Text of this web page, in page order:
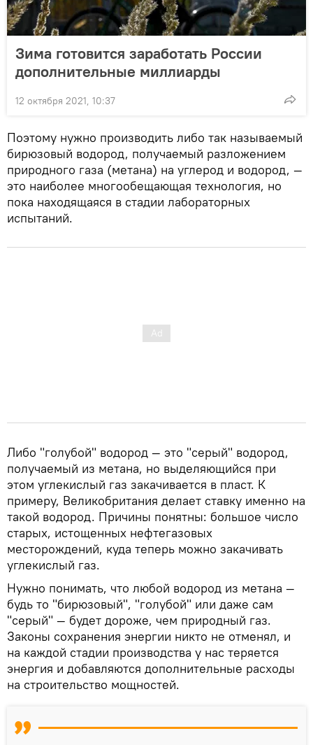
Зима готовится заработать России
дополнительные миллиарды
12 октября 2021, 10:37
Поэтому нужно производить либо так называемый
бирюзовый водород, получаемый разложением
природного газа (метана) на углерод и водород, —
это наиболее многообещающая технология, но
пока находящаяся в стадии лабораторных
испытаний.
Либо "голубой" водород — это "серый" водород,
получаемый из метана, но выделяющийся при
этом углекислый газ закачивается в пласт. К
примеру, Великобритания делает ставку именно на
такой водород. Причины понятны: большое число
старых, истощенных нефтегазовых
месторождений, куда теперь можно закачивать
углекислый газ.
Нужно понимать, что любой водород из метана —
будь то "бирюзовый", "голубой" или даже сам
"серый" — будет дороже, чем природный газ.
Законы сохранения энергии никто не отменял, и
на каждой стадии производства у нас теряется
энергия и добавляются дополнительные расходы
на строительство мощностей.